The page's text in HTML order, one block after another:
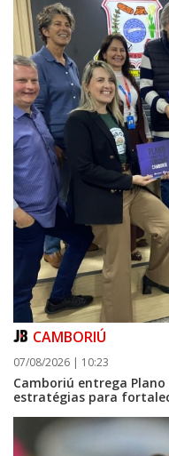
Teatro Bruno Nitz terá
BALNEÁRIO
08/08/2026 | 07:00
CAMBORIÚ
07/08/2026 | 10:23
Camboriú entrega
estratégias para